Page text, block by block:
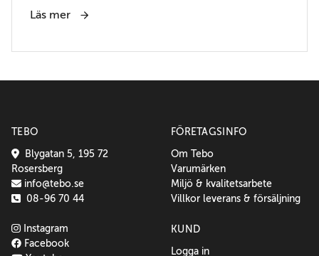
Läs mer
TEBO
Blygatan 5, 195 72
Rosersberg
info@tebo.se
08-96 70 44
Instagram
Facebook
FÖRETAGSINFO
Om Tebo
Varumärken
Miljö & kvalitetsarbete
Villkor leverans & försäljning
KUND
Logga in